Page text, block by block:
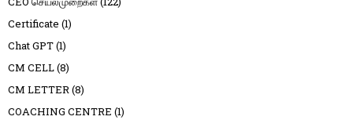
Certificate (1)
Chat GPT(1)
CM CELL(8)
CM LETTER(8)
COACHING CENTRE (1)